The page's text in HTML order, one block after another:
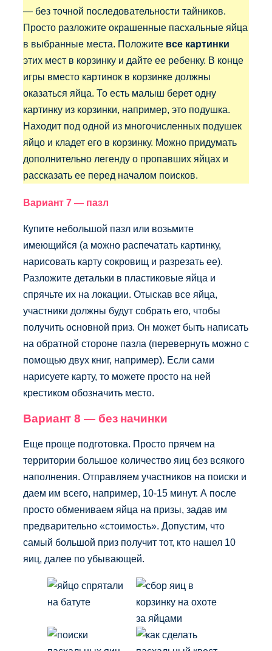
— без точной последовательности тайников.
Просто разложите окрашенные пасхальные яйца
в выбранные места. Положите все картинки
этих мест в корзинку и дайте ее ребенку. В конце
игры вместо картинок в корзинке должны
оказаться яйца. То есть малыш берет одну
картинку из корзинки, например, это подушка.
Находит под одной из многочисленных подушек
яйцо и кладет его в корзинку. Можно придумать
дополнительно легенду о пропавших яйцах и
рассказать ее перед началом поисков.
Вариант 7 — пазл
Купите небольшой пазл или возьмите
имеющийся (а можно распечатать картинку,
нарисовать карту сокровищ и разрезать ее).
Разложите детальки в пластиковые яйца и
спрячьте их на локации. Отыскав все яйца,
участники должны будут собрать его, чтобы
получить основной приз. Он может быть написать
на обратной стороне пазла (перевернуть можно с
помощью двух книг, например). Если сами
нарисуете карту, то можете просто на ней
крестиком обозначить место.
Вариант 8 — без начинки
Еще проще подготовка. Просто прячем на
территории большое количество яиц без всякого
наполнения. Отправляем участников на поиски и
даем им всего, например, 10-15 минут. А после
просто обмениваем яйца на призы, задав им
предварительно «стоимость». Допустим, что
самый большой приз получит тот, кто нашел 10
яиц, далее по убывающей.